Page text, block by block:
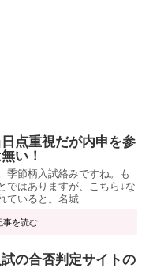
点重視だが内申を参
い！
季節柄入試絡みですね。も
ではありますが、こちら↓な
ていると。名城...
事を読む
の合否判定サイトの